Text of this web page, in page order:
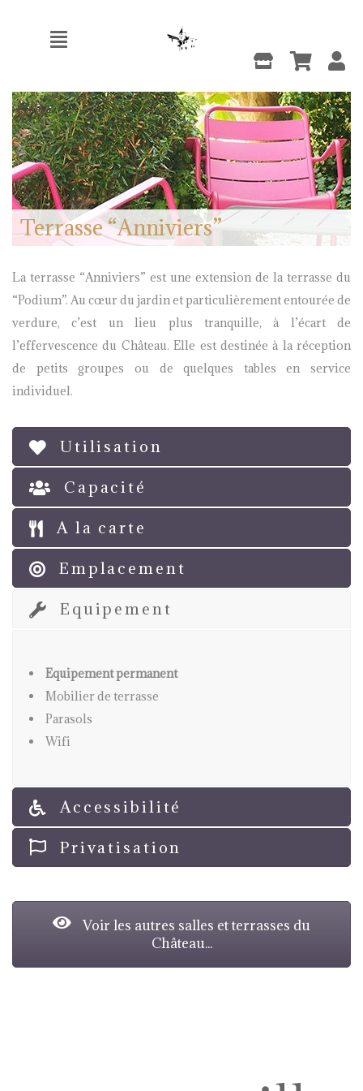
Terrasse “Anniviers”
La terrasse “Anniviers” est une extension de la terrasse du
“Podium”. Au cœur du jardin et particulièrement entourée de
verdure, c’est un lieu plus tranquille, à l’écart de
l’effervescence du Château. Elle est destinée à la réception
de petits groupes ou de quelques tables en service
individuel.
Utilisation
Capacité
A la carte
Emplacement
Equipement
Equipement permanent
Mobilier de terrasse
Parasols
Wifi
Accessibilité
Privatisation
Voir les autres salles et terrasses du
Château...